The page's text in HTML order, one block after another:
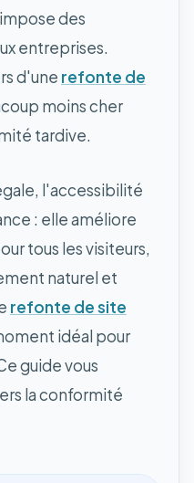
des
entreprises.
d'une refonte de
moins cher
tardive.
l'accessibilité
: elle améliore
tous les visiteurs,
naturel et
refonte de site
idéal pour
guide vous
la conformité